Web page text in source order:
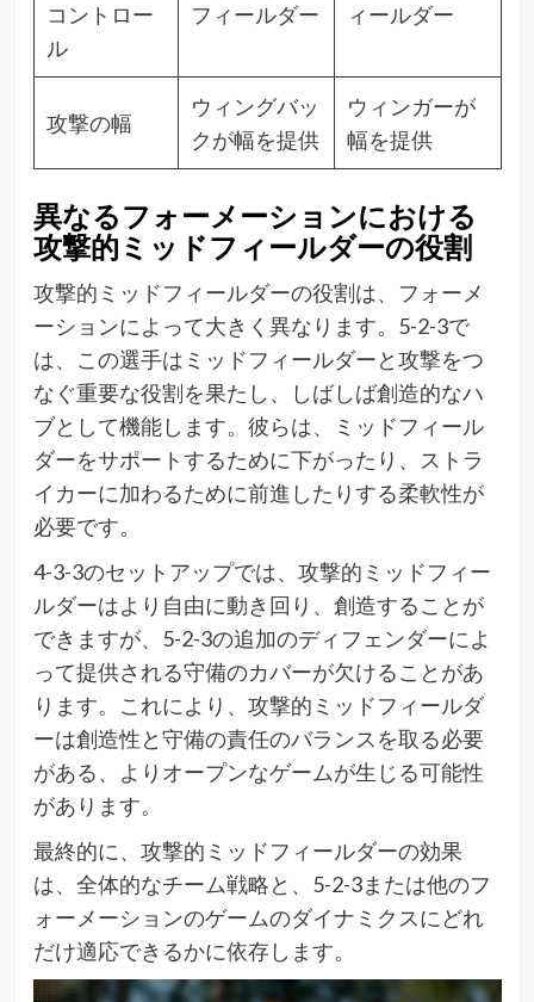
コントロー
ル
フィールダー
ィールダー
攻撃の幅
ウィングバッ
クが幅を提供
ウィンガーが
幅を提供
異なるフォーメーションにおける
攻撃的ミッドフィールダーの役割
攻撃的ミッドフィールダーの役割は、フォーメ
ーションによって大きく異なります。5-2-3で
は、この選手はミッドフィールダーと攻撃をつ
なぐ重要な役割を果たし、しばしば創造的なハ
ブとして機能します。彼らは、ミッドフィール
ダーをサポートするために下がったり、ストラ
イカーに加わるために前進したりする柔軟性が
必要です。
4-3-3のセットアップでは、攻撃的ミッドフィー
ルダーはより自由に動き回り、創造することが
できますが、5-2-3の追加のディフェンダーによ
って提供される守備のカバーが欠けることがあ
ります。これにより、攻撃的ミッドフィールダ
ーは創造性と守備の責任のバランスを取る必要
がある、よりオープンなゲームが生じる可能性
があります。
最終的に、攻撃的ミッドフィールダーの効果
は、全体的なチーム戦略と、5-2-3または他のフ
ォーメーションのゲームのダイナミクスにどれ
だけ適応できるかに依存します。